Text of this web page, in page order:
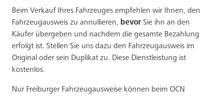
Beim Verkauf Ihres Fahrzeuges empfehlen wir Ihnen, den
Fahrzeugausweis zu annullieren, bevor Sie ihn an den
Käufer übergeben und nachdem die gesamte Bezahlung
erfolgt ist. Stellen Sie uns dazu den Fahrzeugausweis im
Original oder sein Duplikat zu. Diese Dienstleistung ist
kostenlos.
Nur Freiburger Fahrzeugausweise können beim OCN